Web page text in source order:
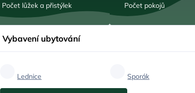
Počet lůžek a přistýlek Počet pokojů
Vybavení ubytování
Lednice Sporák